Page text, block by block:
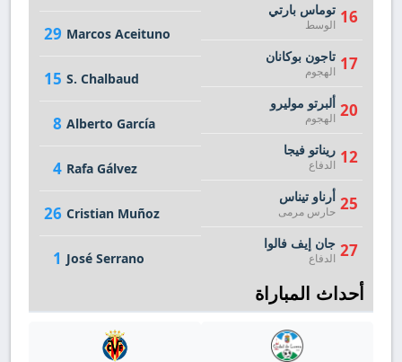
29 Marcos Aceituno
15 S. Chalbaud
8 Alberto García
4 Rafa Gálvez
26 Cristian Muñoz
1 José Serrano
16 توماس بارتي
الوسط
17 تاجون بوكانان
الهجوم
20 ألبرتو موليرو
الهجوم
12 ريناتو فيجا
الدفاع
25 أرناو تيناس
حارس مرمى
27 جان إيف فالوا
الدفاع
أحداث المباراة